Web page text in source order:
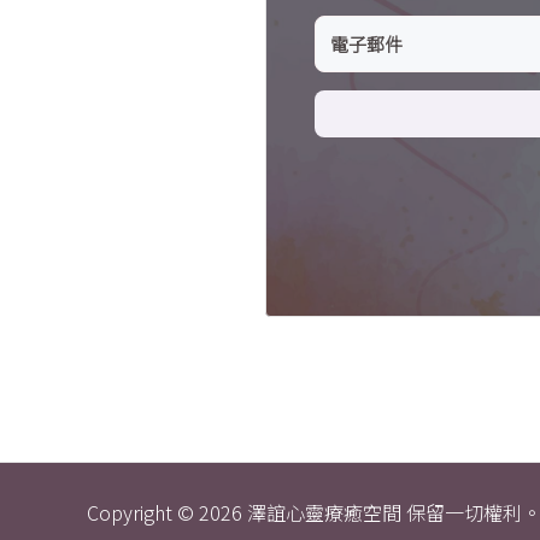
Copyright © 2026 澤誼心靈療癒空間 保留一切權利